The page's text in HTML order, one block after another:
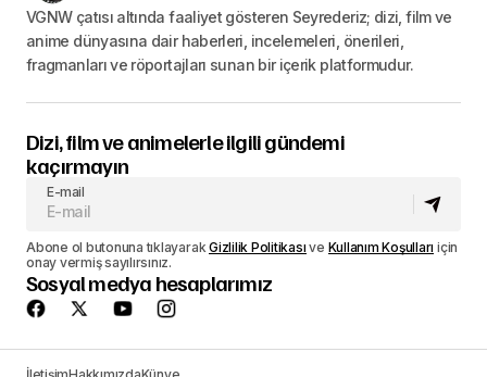
VGNW çatısı altında faaliyet gösteren Seyrederiz; dizi, film ve
anime dünyasına dair haberleri, incelemeleri, önerileri,
fragmanları ve röportajları sunan bir içerik platformudur.
Dizi, film ve animelerle ilgili gündemi
kaçırmayın
E-mail
Abone ol butonuna tıklayarakGizlilik Politikası ve Kullanım Koşulları için
onay vermiş sayılırsınız.
Sosyal medya hesaplarımız